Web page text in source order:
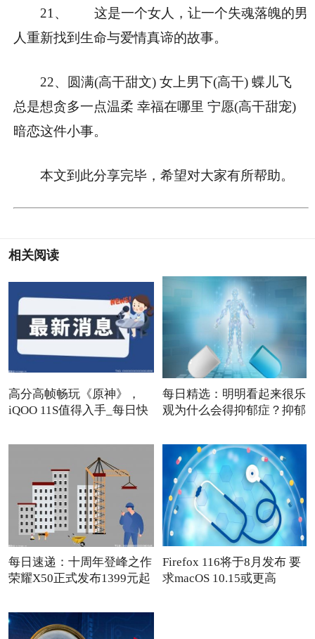
21、 这是一个女人，让一个失魂落魄的男
人重新找到生命与爱情真谛的故事。
22、圆满(高干甜文) 女上男下(高干) 蝶儿飞
总是想贪多一点温柔 幸福在哪里 宁愿(高干甜宠)
暗恋这件小事。
本文到此分享完毕，希望对大家有所帮助。
相关阅读
高分高帧畅玩《原神》，
iQOO 11S值得入手_每日快
每日精选：明明看起来很乐
观为什么会得抑郁症？抑郁
每日速递：十周年登峰之作
荣耀X50正式发布1399元起
Firefox 116将于8月发布 要
求macOS 10.15或更高